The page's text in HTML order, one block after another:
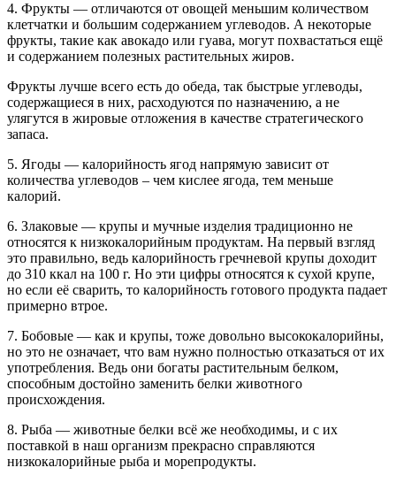
4. Фрукты — отличаются от овощей меньшим количеством
клетчатки и большим содержанием углеводов. А некоторые
фрукты, такие как авокадо или гуава, могут похвастаться ещё
и содержанием полезных растительных жиров.
Фрукты лучше всего есть до обеда, так быстрые углеводы,
содержащиеся в них, расходуются по назначению, а не
улягутся в жировые отложения в качестве стратегического
запаса.
5. Ягоды — калорийность ягод напрямую зависит от
количества углеводов – чем кислее ягода, тем меньше
калорий.
6. Злаковые — крупы и мучные изделия традиционно не
относятся к низкокалорийным продуктам. На первый взгляд
это правильно, ведь калорийность гречневой крупы доходит
до 310 ккал на 100 г. Но эти цифры относятся к сухой крупе,
но если её сварить, то калорийность готового продукта падает
примерно втрое.
7. Бобовые — как и крупы, тоже довольно высококалорийны,
но это не означает, что вам нужно полностью отказаться от их
употребления. Ведь они богаты растительным белком,
способным достойно заменить белки животного
происхождения.
8. Рыба — животные белки всё же необходимы, и с их
поставкой в наш организм прекрасно справляются
низкокалорийные рыба и морепродукты.